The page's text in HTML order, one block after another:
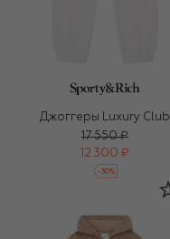
Джоггеры Luxury Club
17 550 ₽
12 300 ₽
-30%